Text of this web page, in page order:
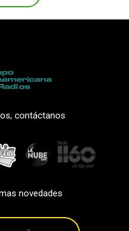
contáctanos
novedades